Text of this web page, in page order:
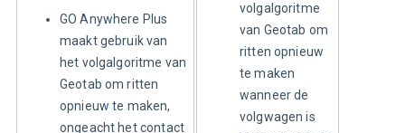
GO Anywhere Plus
maakt gebruik van
het volgalgoritme van
Geotab om ritten
opnieuw te maken,
ongeacht het contact
volgalgoritme
van Geotab om
ritten opnieuw
te maken
wanneer de
volgwagen is